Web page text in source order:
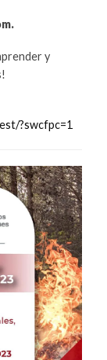
y
?swcfpc=1